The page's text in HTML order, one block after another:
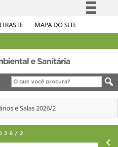
MAPA DO SITE
Simplifique!
Legislação
Canais
e Sanitária
e Salas 2026/2
2